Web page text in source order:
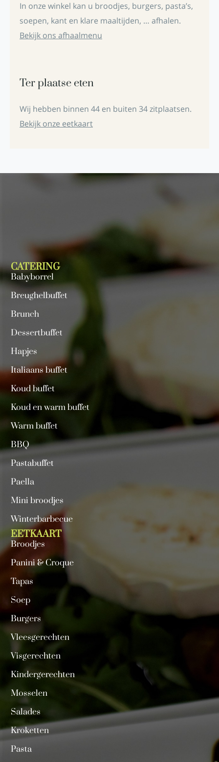
In onze winkel kan u broodjes, burgers, pasta’s,
soepen, kant en klare maaltijden, … afhalen.
Bekijk ons afhaalmenu
Ter plaatse eten
Wij hebben binnen 44 en buiten 34 zitplaatsen.
Bekijk onze eetkaart
CATERING
Babyborrel
Breughelbuffet
Brunch
Dessertbuffet
Hapjes
Italiaans buffet
Koud buffet
Koud en warm buffet
Warm buffet
BBQ
Pastabuffet
Paella
Mini broodjes
Winterbarbecue
EETKAART
Broodjes
Panini & Croque
Tapas
Soep
Burgers
Vleesgerechten
Visgerechten
Kindergerechten
Mosselen
Salades
Kroketten
Pasta